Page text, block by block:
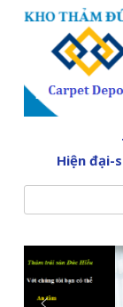
Hiện